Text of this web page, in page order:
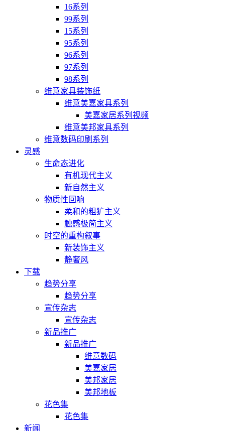
16系列
99系列
15系列
95系列
96系列
97系列
98系列
维意家具装饰纸
维意美嘉家具系列
美嘉家居系列视频
维意美邦家具系列
维意数码印刷系列
灵感
生命态进化
有机现代主义
新自然主义
物质性回响
柔和的粗犷主义
触感极简主义
时空的重构叙事
新装饰主义
静奢风
下载
趋势分享
趋势分享
宣传杂志
宣传杂志
新品推广
新品推广
维意数码
美嘉家居
美邦家居
美邦地板
花色集
花色集
新闻